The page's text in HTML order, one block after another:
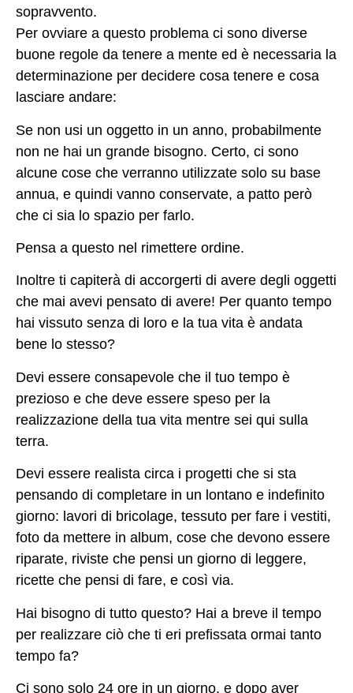
sopravvento.
Per ovviare a questo problema ci sono diverse
buone regole da tenere a mente ed è necessaria la
determinazione per decidere cosa tenere e cosa
lasciare andare:
Se non usi un oggetto in un anno, probabilmente
non ne hai un grande bisogno. Certo, ci sono
alcune cose che verranno utilizzate solo su base
annua, e quindi vanno conservate, a patto però
che ci sia lo spazio per farlo.
Pensa a questo nel rimettere ordine.
Inoltre ti capiterà di accorgerti di avere degli oggetti
che mai avevi pensato di avere! Per quanto tempo
hai vissuto senza di loro e la tua vita è andata
bene lo stesso?
Devi essere consapevole che il tuo tempo è
prezioso e che deve essere speso per la
realizzazione della tua vita mentre sei qui sulla
terra.
Devi essere realista circa i progetti che si sta
pensando di completare in un lontano e indefinito
giorno: lavori di bricolage, tessuto per fare i vestiti,
foto da mettere in album, cose che devono essere
riparate, riviste che pensi un giorno di leggere,
ricette che pensi di fare, e così via.
Hai bisogno di tutto questo? Hai a breve il tempo
per realizzare ciò che ti eri prefissata ormai tanto
tempo fa?
Ci sono solo 24 ore in un giorno, e dopo aver